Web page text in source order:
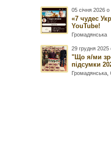
05 січня 2026
«7 чудес
YouTube!
Громадянська
29 грудня 2025
"Що я/ми
підсумки
Громадянська ,